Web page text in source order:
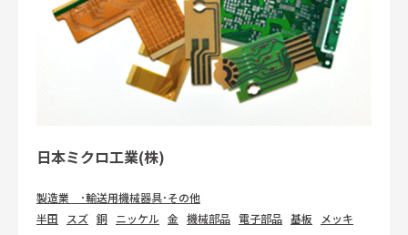
日本ミクロ工業(株)
製造業 ･輸送用機械器具･その他
半田
スズ 銅 ニッケル 金 機械部品 電子部品 基板 メッキ